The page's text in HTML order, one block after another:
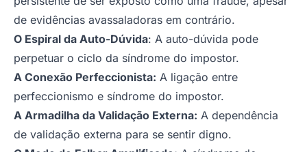
de evidências avassaladoras em contrário.
O Espiral da Auto-Dúvida: A auto-dúvida pode
perpetuar o ciclo da síndrome do impostor.
A Conexão Perfeccionista: A ligação entre
perfeccionismo e síndrome do impostor.
A Armadilha da Validação Externa: A dependência
de validação externa para se sentir digno.